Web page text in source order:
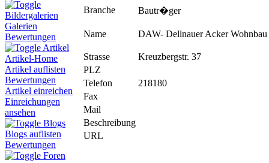
Bildergalerien
Galerien
Bewertungen
Artikel
Artikel-Home
Artikel auflisten
Bewertungen
Artikel einreichen
Einreichungen
ansehen
Blogs
Blogs auflisten
Bewertungen
Foren
Branche Bautr�ger
Name DAW- Dellnauer Acker
Strasse
Kreuzbergstr. 37
PLZ
Telefon
218180
Fax
Mail
Beschreibung
URL